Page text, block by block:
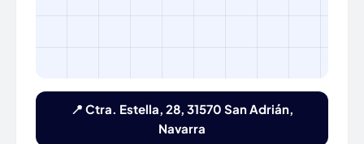
📍 Ctra. Estella, 28, 31570 San Adrián,
Navarra